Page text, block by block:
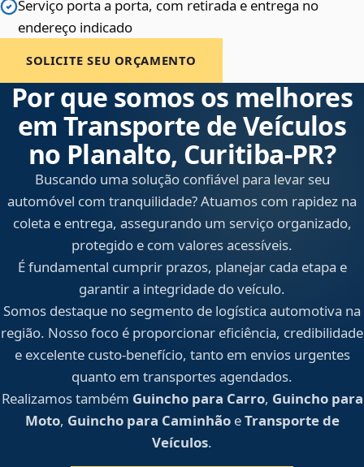
Serviço porta a porta, com retirada e entrega no
endereço indicado
SOLICITE SEU ORÇAMENTO
Por que somos os melhores
em Transporte de Veículos
no Planalto, Curitiba‑PR?
Buscando uma solução confiável para levar seu
automóvel com tranquilidade? Atuamos com rapidez na
coleta e entrega, assegurando um serviço organizado,
protegido e com valores acessíveis.
É fundamental cumprir prazos, planejar cada etapa e
garantir a integridade do veículo.
Somos destaque no segmento de logística automotiva na
região. Nosso foco é proporcionar eficiência, credibilidade
e excelente custo-benefício, tanto em envios urgentes
quanto em transportes agendados.
Realizamos também Guincho para Carro, Guincho para
Moto, Guincho para CaminhãoeTransporte de
Veículos.